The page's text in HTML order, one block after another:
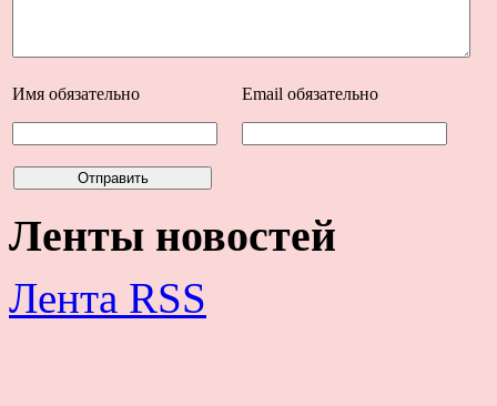
Имя обязательно Email обязательно
Ленты новостей
Лента RSS